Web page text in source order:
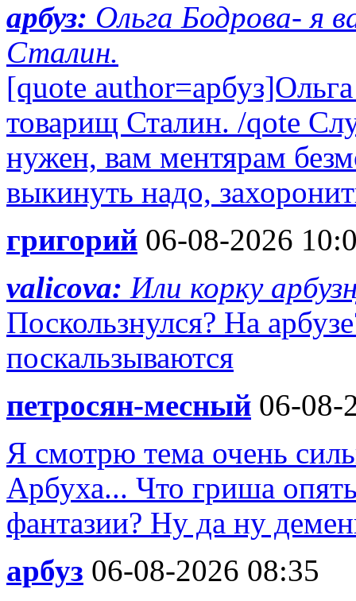
арбуз: Ольга Бодрова- я
Сталин.
[quote
товарищ Сталин. /qote
нужен, вам ментярам
выкинуть надо,
григорий 06-08-2026
valicova: Или корку
Поскользнулся? На
поскальзываются
петросян-месный 06-08-
Я смотрю тема очень
Арбуха... Что гриша
фантазии? Ну да ну
арбуз 06-08-2026 08:35